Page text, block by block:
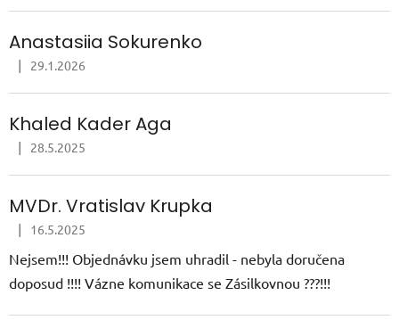
Anastasiia Sokurenko
Hodnocení obchodu je 5 z 5 hvězdiček.
| 29.1.2026
Khaled Kader Aga
Hodnocení obchodu je 5 z 5 hvězdiček.
| 28.5.2025
MVDr. Vratislav Krupka
Hodnocení obchodu je 1 z 5 hvězdiček.
| 16.5.2025
Nejsem!!! Objednávku jsem uhradil - nebyla doručena
doposud !!!! Vázne komunikace se Zásilkovnou ???!!!